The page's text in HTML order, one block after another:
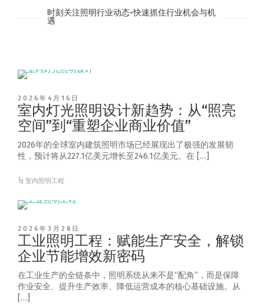
时刻关注照明行业动态-快速抓住行业机会与机
遇
2026年4月16日
室内灯光照明设计新趋势：从“照亮
空间”到“重塑企业商业价值”
2026年的全球室内建筑照明市场已经展现出了极强的发展韧
性，预计将从227.1亿美元增长至246.1亿美元。在 […]
室内照明工程
2026年3月28日
工业照明工程：赋能生产安全，解锁
企业节能增效新密码
在工业生产的全链条中，照明系统从来不是“配角”，而是保障
作业安全、提升生产效率、降低运营成本的核心基础设施。从
[…]